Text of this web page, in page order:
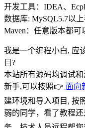
开发工具：IDEA、
数据库: MySQL5.7以
Maven：任意版本都可
我是一个编程小白, 应
目?
本站所有源码均调试
新手,可以按照👉 面向
建环境和导入项目, 按
弱的同学，看了教程